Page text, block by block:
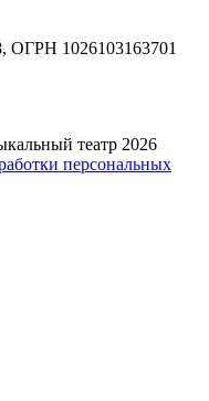
1026103163701
театр 2026
персональных